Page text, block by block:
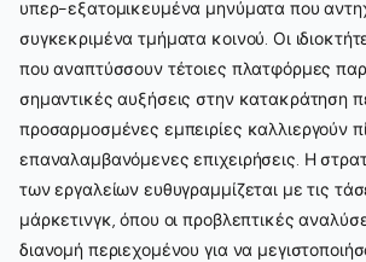
υπερ-εξατομικευμένα μηνύματα που
συγκεκριμένα τμήματα κοινού. Οι
που αναπτύσσουν τέτοιες πλατφόρμες
σημαντικές αυξήσεις στην κατακράτηση
προσαρμοσμένες εμπειρίες καλλιεργούν
επαναλαμβανόμενες επιχειρήσεις. Η
των εργαλείων ευθυγραμμίζεται με τις
μάρκετινγκ, όπου οι προβλεπτικές
διανομή περιεχομένου για να